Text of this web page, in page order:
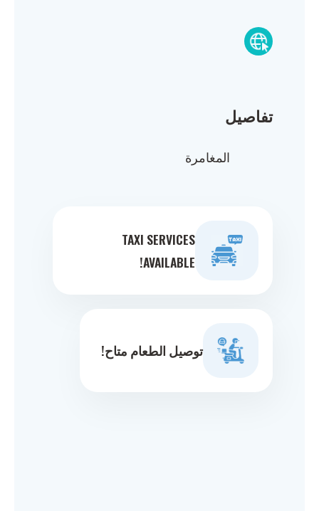
تفاصيل
المغامرة
TAXI SERVICES
AVAILABLE!
توصيل الطعام متاح!